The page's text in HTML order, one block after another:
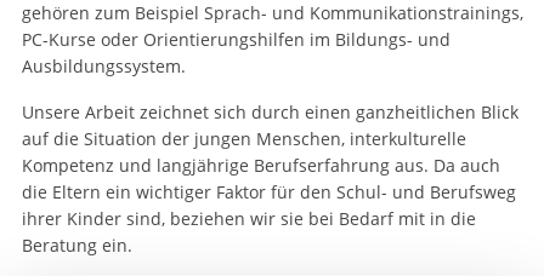
gehören zum Beispiel Sprach- und Kommunikationstrainings,
PC-Kurse oder Orientierungshilfen im Bildungs- und
Ausbildungssystem.
Unsere Arbeit zeichnet sich durch einen ganzheitlichen Blick
auf die Situation der jungen Menschen, interkulturelle
Kompetenz und langjährige Berufserfahrung aus. Da auch
die Eltern ein wichtiger Faktor für den Schul- und Berufsweg
ihrer Kinder sind, beziehen wir sie bei Bedarf mit in die
Beratung ein.